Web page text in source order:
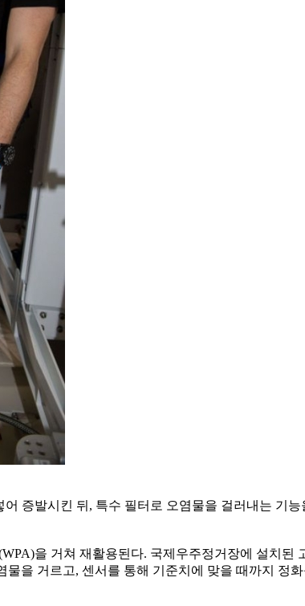
증발시킨 뒤, 특수 필터로 오염물을 걸러내는 기
을 거쳐 재활용된다. 국제우주정거장에 설치된
을 거르고, 센서를 통해 기준치에 맞을 때까지 정